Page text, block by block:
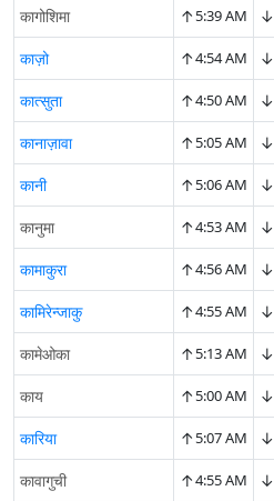
कागोशिमा ↑5:39 AM ↓
काज़ो ↑4:54 AM ↓
कात्सुता ↑4:50 AM ↓
कानाज़ावा ↑5:05 AM ↓
कानी ↑5:06 AM ↓
कानुमा ↑4:53 AM ↓
कामाकुरा ↑4:56 AM ↓
कामिरेन्जाकु ↑4:55 AM ↓
कामेओका ↑5:13 AM ↓
काय ↑5:00 AM ↓
कारिया ↑5:07 AM ↓
कावागुची ↑4:55 AM ↓